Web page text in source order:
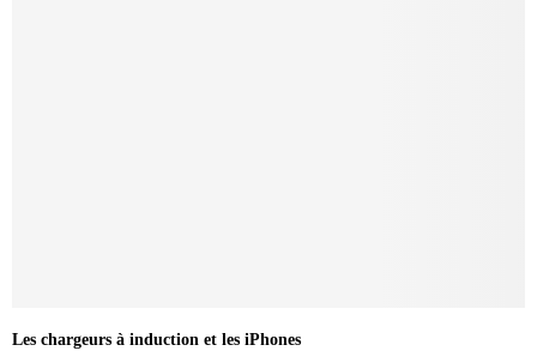
Les chargeurs à induction et les iPhones